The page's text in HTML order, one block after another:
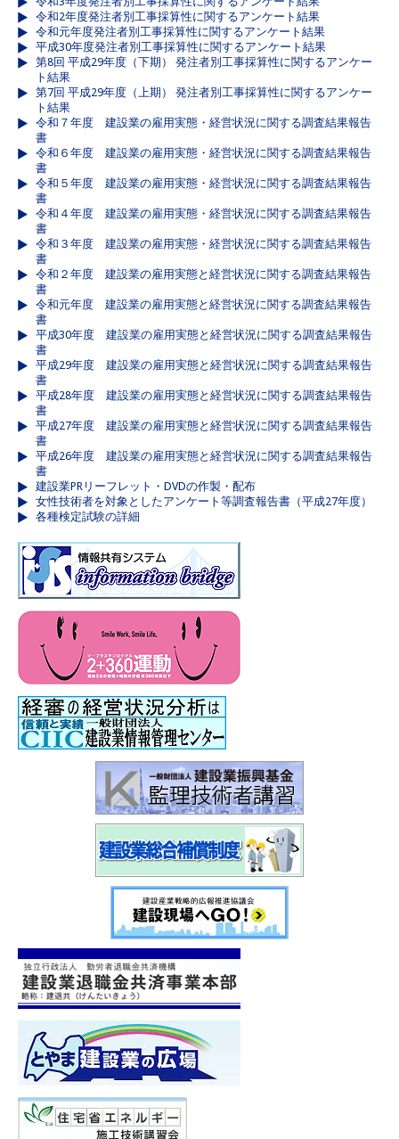
令和2年度発注者別工事採算性に関するアンケート結果
令和元年度発注者別工事採算性に関するアンケート結果
平成30年度発注者別工事採算性に関するアンケート結果
第8回 平成29年度（下期） 発注者別工事採算性に関するアンケー
ト結果
第7回 平成29年度（上期） 発注者別工事採算性に関するアンケー
ト結果
令和７年度 建設業の雇用実態・経営状況に関する調査結果報告
書
令和６年度 建設業の雇用実態・経営状況に関する調査結果報告
書
令和５年度 建設業の雇用実態・経営状況に関する調査結果報告
書
令和４年度 建設業の雇用実態・経営状況に関する調査結果報告
書
令和３年度 建設業の雇用実態・経営状況に関する調査結果報告
書
令和２年度 建設業の雇用実態と経営状況に関する調査結果報告
書
令和元年度 建設業の雇用実態と経営状況に関する調査結果報告
書
平成30年度 建設業の雇用実態と経営状況に関する調査結果報告
書
平成29年度 建設業の雇用実態と経営状況に関する調査結果報告
書
平成28年度 建設業の雇用実態と経営状況に関する調査結果報告
書
平成27年度 建設業の雇用実態と経営状況に関する調査結果報告
書
平成26年度 建設業の雇用実態と経営状況に関する調査結果報告
書
建設業PRリーフレット・DVDの作製・配布
女性技術者を対象としたアンケート等調査報告書（平成27年度）
各種検定試験の詳細